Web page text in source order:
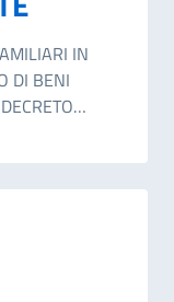
IN
DI BENI
N. 186